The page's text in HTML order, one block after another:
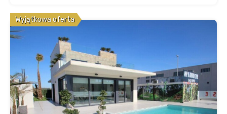
Wyjątkowa oferta